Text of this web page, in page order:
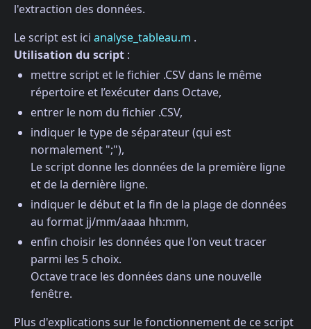
l'extraction des données.
Le script est ici analyse_tableau.m .
Utilisation du script :
mettre script et le fichier .CSV dans le même
répertoire et l’exécuter dans Octave,
entrer le nom du fichier .CSV,
indiquer le type de séparateur (qui est
normalement ";"),
Le script donne les données de la première ligne
et de la dernière ligne.
indiquer le début et la fin de la plage de données
au format jj/mm/aaaa hh:mm,
enfin choisir les données que l'on veut tracer
parmi les 5 choix.
Octave trace les données dans une nouvelle
fenêtre.
Plus d'explications sur le fonctionnement de ce script